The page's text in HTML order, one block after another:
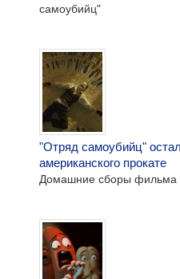
самоубийц"
"Отряд самоубийц"
американского прокате
Домашние сборы фильма